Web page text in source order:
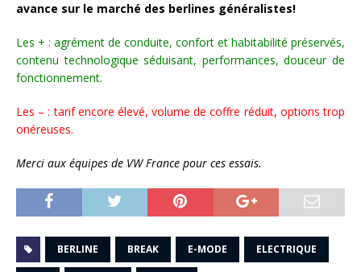
avance sur le marché des berlines généralistes!
Les + : agrément de conduite, confort et habitabilité préservés,
contenu technologique séduisant, performances, douceur de
fonctionnement.
Les – : tarif encore élevé, volume de coffre réduit, options trop
onéreuses.
Merci aux équipes de VW France pour ces essais.
BERLINE BREAK E-MODE ELECTRIQUE